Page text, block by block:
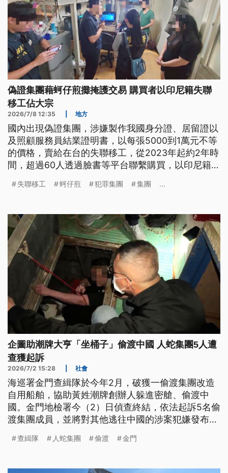
偽證集團藉蚵仔煎攤掩護交易 購買者以印尼籍失聯
移工佔大宗
2026/7/8 12:35 地方
國內出現偽證集團，涉嫌製作我國身分證、居留證以
及照顧服務員結業證明書，以每張5000到1萬元不等
的價格，賣給在台的失聯移工，從2023年起約2年時
間，超過60人透過臉書等平台聯繫購買，以印尼籍佔
意在北部的一家蚵仔煎攤交易。全案查獲包含國人、
徒刑，但都獲得緩刑，而流入市面的許多偽證，至今
尚未全部查到購買者。
失聯移工 蚵仔煎 犯罪集團 集團 ...
企圖助潮牌大亨「坐桶子」偷渡中國 人蛇集團5人遭
查獲起訴
2026/7/2 15:28 社會
海巡署金門查緝隊於今年2月，破獲一偷渡集團改造
自用船舶，協助黃姓潮牌創辦人躲進密艙、偷渡中
國。金門地檢署今（2）日偵查終結，依法起訴5名偷
渡集團成員，並將對其他逃往中國的涉案犯嫌發布通
查緝隊 人蛇集團 偷渡 金門